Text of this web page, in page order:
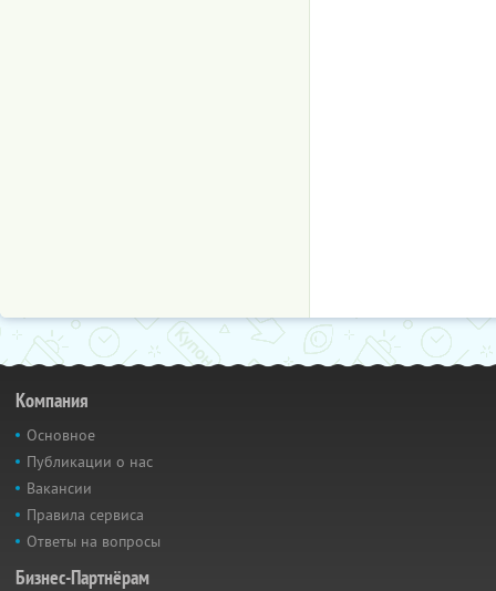
Компания
Основное
Публикации о нас
Вакансии
Правила сервиса
Ответы на вопросы
Бизнес-Партнёрам